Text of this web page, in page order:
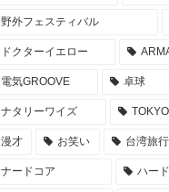
野外フェスティバル
ドクターイエロー
電気GROOVE 卓球
ナタリーワイズ
漫才 お笑い 台湾旅行
ナードコア ハー